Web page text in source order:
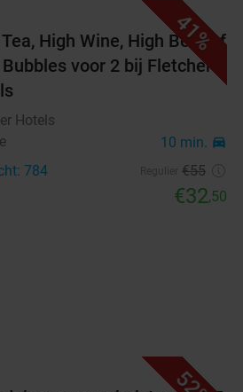
41%
High Wine, High Beer of
voor 2 bij Fletcher
Hotels
10 min. directions_car
784 €55
€32,50